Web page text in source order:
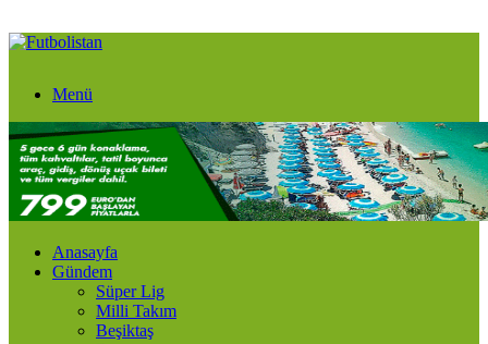
Menü
Anasayfa
Gündem
Süper Lig
Milli Takım
Beşiktaş